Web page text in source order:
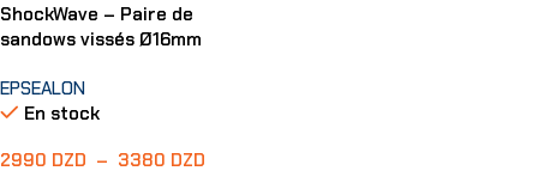
ShockWave – Paire de
sandows vissés Ø16mm
EPSEALON
En stock
2990 DZD – 3380 DZD